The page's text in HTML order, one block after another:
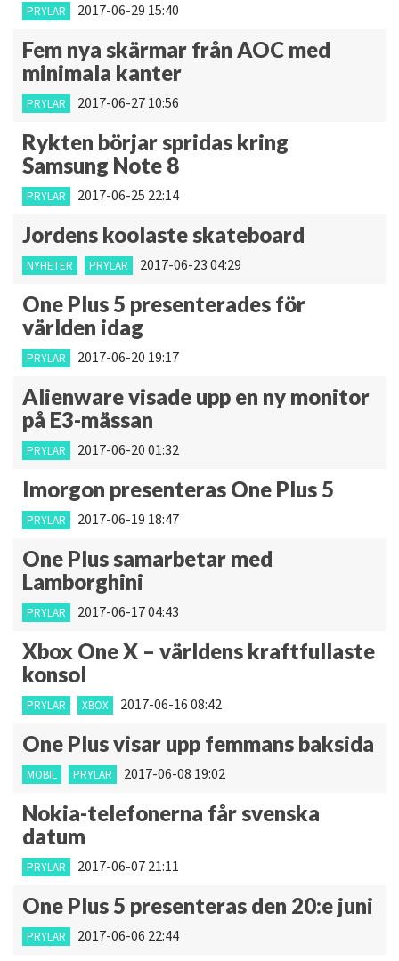
PRYLAR 2017-06-29 15:40
Fem nya skärmar från AOC med
minimala kanter
PRYLAR 2017-06-27 10:56
Rykten börjar spridas kring
Samsung Note 8
PRYLAR 2017-06-25 22:14
Jordens koolaste skateboard
NYHETER PRYLAR 2017-06-23 04:29
One Plus 5 presenterades för
världen idag
PRYLAR 2017-06-20 19:17
Alienware visade upp en ny monitor
på E3-mässan
PRYLAR 2017-06-20 01:32
Imorgon presenteras One Plus 5
PRYLAR 2017-06-19 18:47
One Plus samarbetar med
Lamborghini
PRYLAR 2017-06-17 04:43
Xbox One X – världens kraftfullaste
konsol
PRYLAR XBOX 2017-06-16 08:42
One Plus visar upp femmans baksida
MOBIL PRYLAR 2017-06-08 19:02
Nokia-telefonerna får svenska
datum
PRYLAR 2017-06-07 21:11
One Plus 5 presenteras den 20:e juni
PRYLAR 2017-06-06 22:44